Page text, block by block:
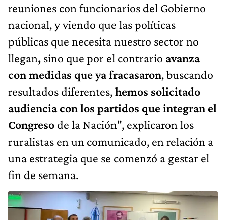
reuniones con funcionarios del Gobierno
nacional, y viendo que las políticas
públicas que necesita nuestro sector no
llegan, sino que por el contrario avanza
con medidas que ya fracasaron, buscando
resultados diferentes,hemos solicitado
audiencia con los partidos que integran el
Congreso de la Nación", explicaron los
ruralistas en un comunicado, en relación a
una estrategia que se comenzó a gestar el
fin de semana.